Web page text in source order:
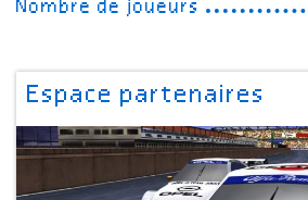
Nombre de joueurs
Espace partenaires